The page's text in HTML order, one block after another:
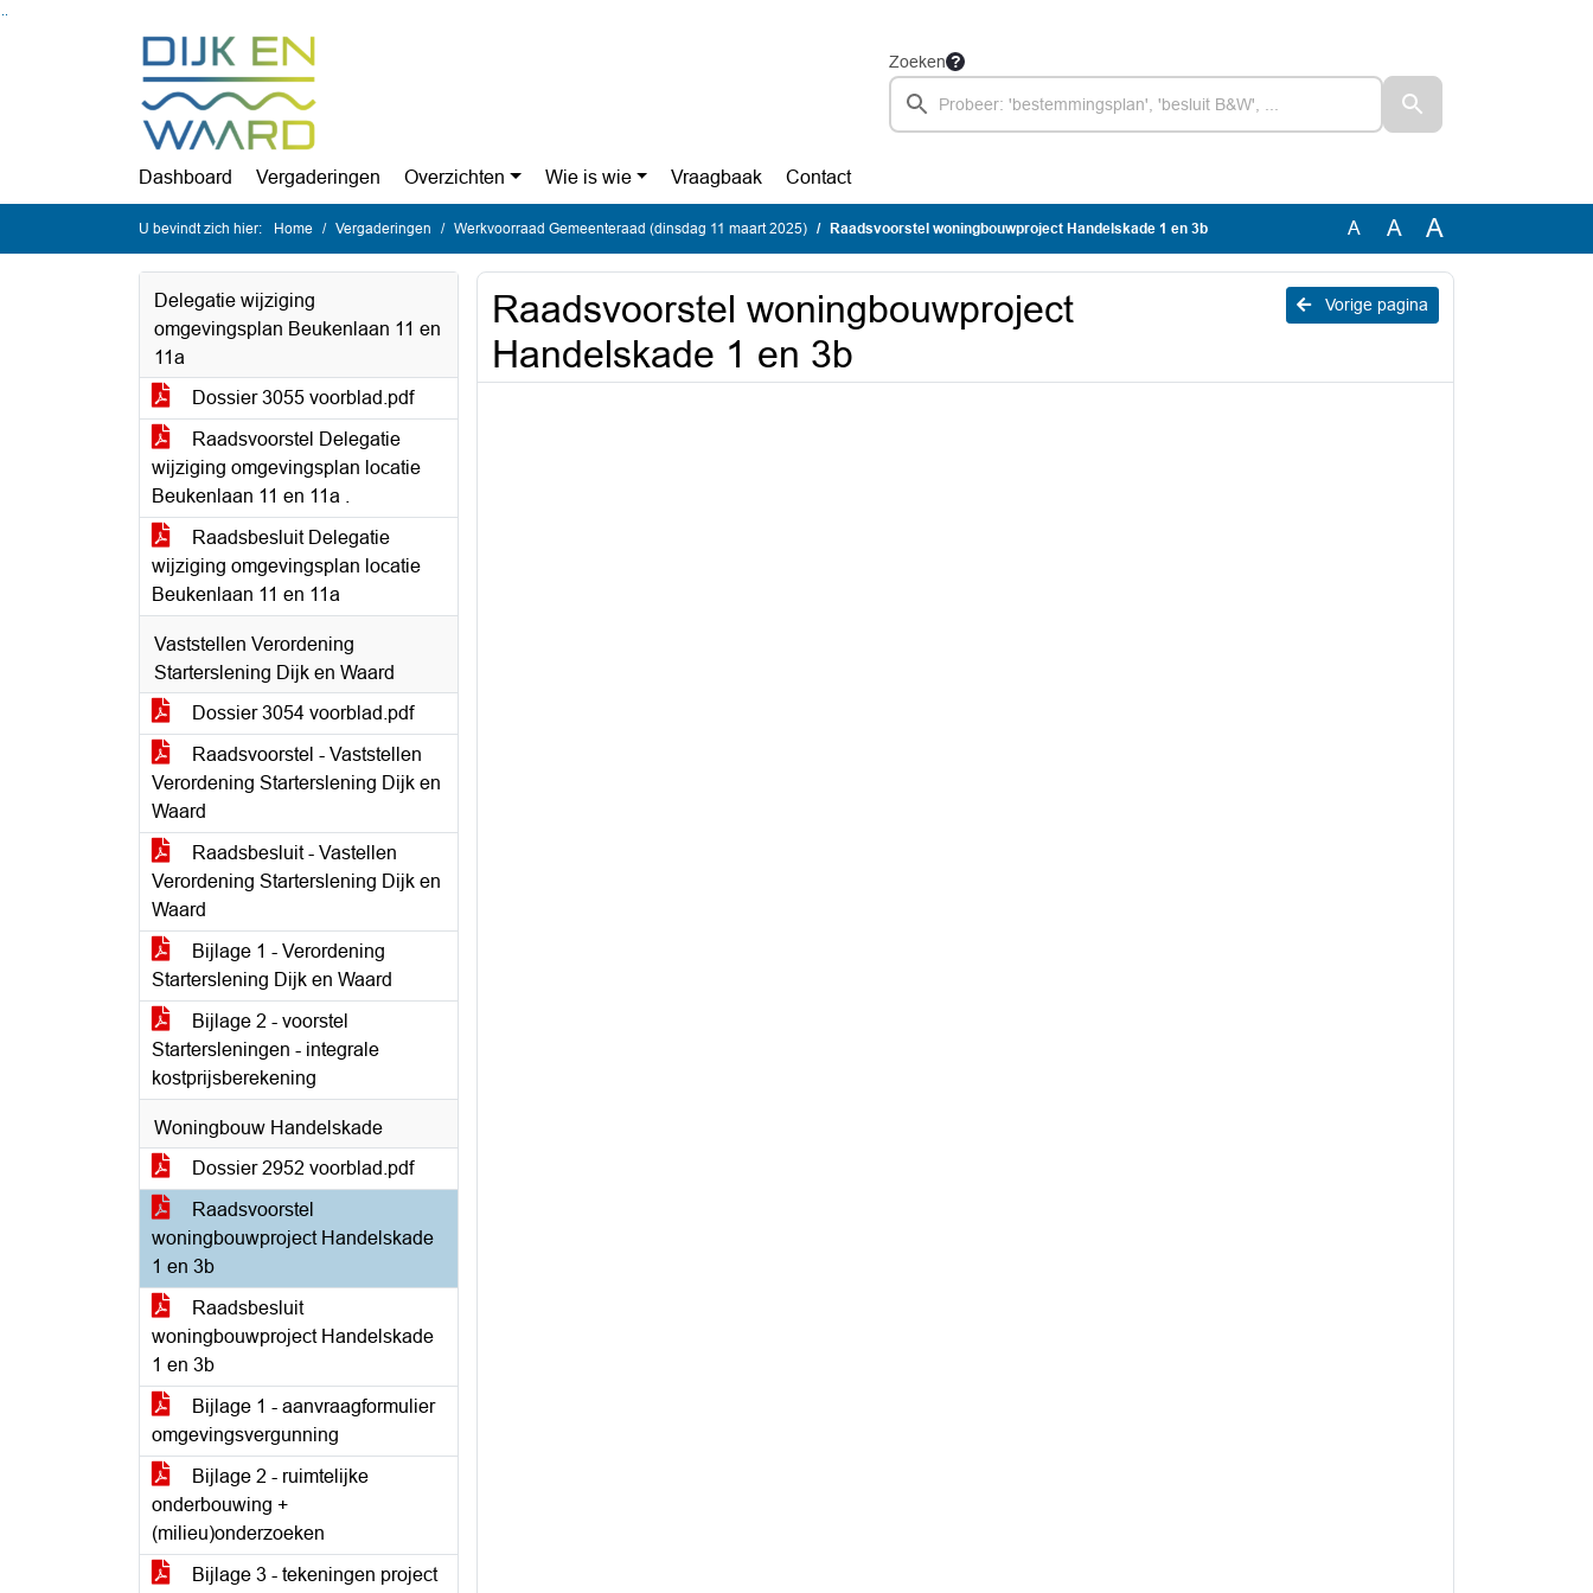
Zoeken
Dashboard Vergaderingen Overzichten Wie is wie Vraagbaak Contact
U bevindt zich hier: Home Vergaderingen Werkvoorraad Gemeenteraad (dinsdag 11 maart 2025) Raadsvoorstel woningbouwproject Handelskade 1 en 3b A A A
Delegatie wijziging
omgevingsplan Beukenlaan 11 en
11a
Dossier 3055 voorblad.pdf
Raadsvoorstel Delegatie
wijziging omgevingsplan locatie
Beukenlaan 11 en 11a .
Raadsbesluit Delegatie
wijziging omgevingsplan locatie
Beukenlaan 11 en 11a
Vaststellen Verordening
Starterslening Dijk en Waard
Dossier 3054 voorblad.pdf
Raadsvoorstel - Vaststellen
Verordening Starterslening Dijk en
Waard
Raadsbesluit - Vastellen
Verordening Starterslening Dijk en
Waard
Bijlage 1 - Verordening
Starterslening Dijk en Waard
Bijlage 2 - voorstel
Startersleningen - integrale
kostprijsberekening
Woningbouw Handelskade
Dossier 2952 voorblad.pdf
Raadsvoorstel
woningbouwproject Handelskade
1 en 3b
Raadsbesluit
woningbouwproject Handelskade
1 en 3b
Bijlage 1 - aanvraagformulier
omgevingsvergunning
Bijlage 2 - ruimtelijke
onderbouwing +
(milieu)onderzoeken
Bijlage 3 - tekeningen project
Vorige pagina
Raadsvoorstel woningbouwproject
Handelskade 1 en 3b